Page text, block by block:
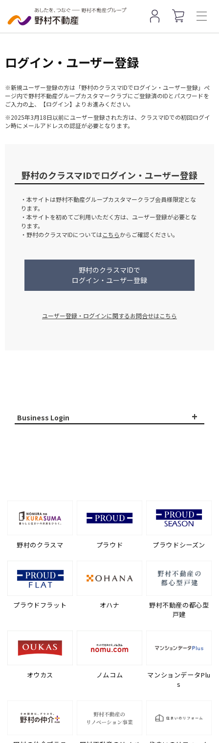
ログイン・ユーザー登録
※新規ユーザー登録の方は「野村のクラスマIDでログイン・ユーザー登録」ペ
ージ内で野村不動産グループカスタマークラブにご登録済のIDとパスワードを
ご入力の上、【ログイン】よりお進みください。
※2025年3月18日以前にユーザー登録された方は、クラスマIDでの初回ログイ
ン時にメールアドレスの認証が必要となります。
野村のクラスマIDでログイン・ユーザー登録
・本サイトは野村不動産グループカスタマークラブ会員様限定とな
ります。
・本サイトを初めてご利用いただく方は、ユーザー登録が必要とな
ります。
・野村のクラスマIDについてはこちらからご確認ください。
野村のクラスマIDで
ログイン・ユーザー登録
ユーザー登録・ログインに関するお問合せはこちら
Business Login +
野村のクラスマ プラウド プラウドシーズン
プラウドフラット オハナ
野村不動産の都心型
戸建
オウカス ノムコム
マンションデータPlu
s